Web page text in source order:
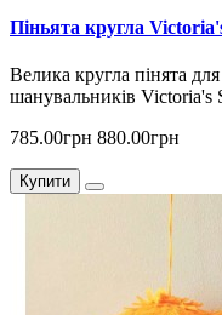
Піньята кругла
Велика кругла пінята
шанувальників Victoria's
785.00грн 880.00грн
Купити